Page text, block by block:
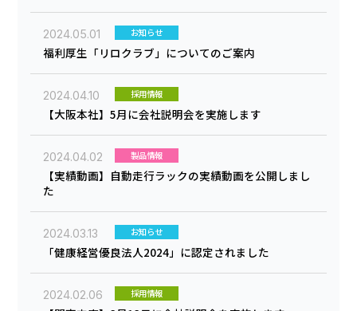
2024.05.01 お知らせ
福利厚生「リロクラブ」についてのご案内
2024.04.10 採用情報
【大阪本社】5月に会社説明会を実施します
2024.04.02 製品情報
【実績動画】自動走行ラックの実績動画を公開しまし
た
2024.03.13 お知らせ
「健康経営優良法人2024」に認定されました
2024.02.06 採用情報